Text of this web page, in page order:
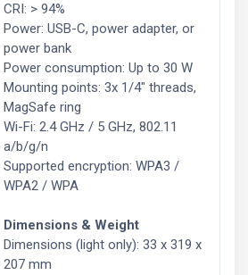
CRI: > 94%
Power: USB-C, power adapter, or
power bank
Power consumption: Up to 30 W
Mounting points: 3x 1/4" threads,
MagSafe ring
Wi-Fi: 2.4 GHz / 5 GHz, 802.11
a/b/g/n
Supported encryption: WPA3 /
WPA2 / WPA
Dimensions & Weight
Dimensions (light only): 33 x 319 x
207 mm